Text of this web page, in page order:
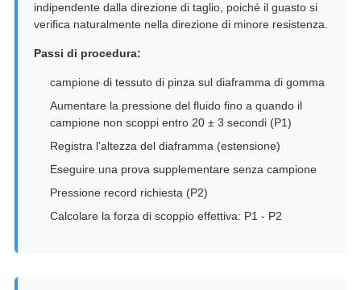
indipendente dalla direzione di taglio, poiché il guasto si
verifica naturalmente nella direzione di minore resistenza.
Passi di procedura:
campione di tessuto di pinza sul diaframma di gomma
Aumentare la pressione del fluido fino a quando il
campione non scoppi entro 20 ± 3 secondi (P1)
Registra l'altezza del diaframma (estensione)
Eseguire una prova supplementare senza campione
Pressione record richiesta (P2)
Calcolare la forza di scoppio effettiva: P1 - P2